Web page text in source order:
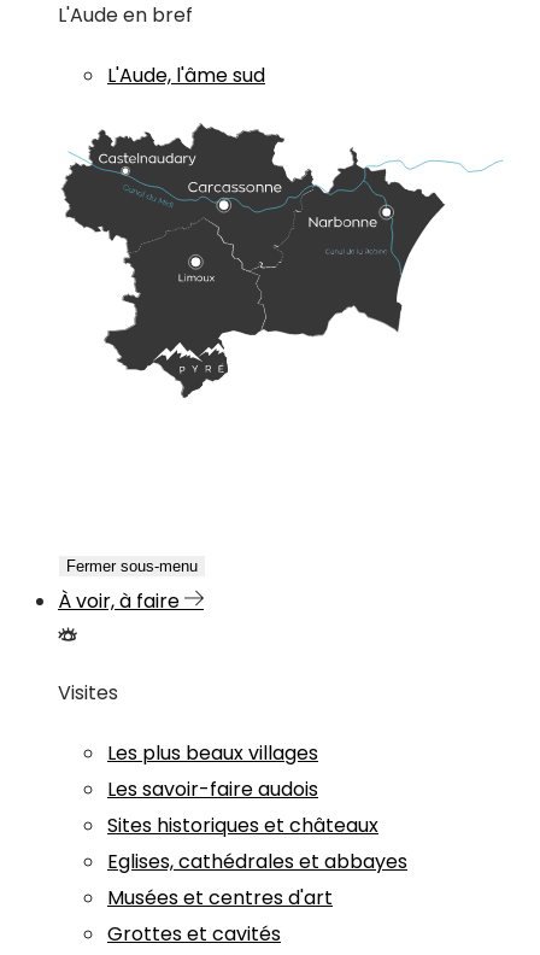
L'Aude en bref
L'Aude, l'âme sud
Fermer sous-menu
À voir, à faire
Visites
Les plus beaux villages
Les savoir-faire audois
Sites historiques et châteaux
Eglises, cathédrales et abbayes
Musées et centres d'art
Grottes et cavités